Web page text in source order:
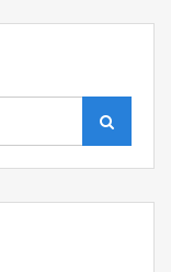
Search